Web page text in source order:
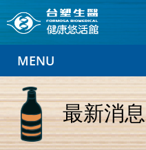
最新消息